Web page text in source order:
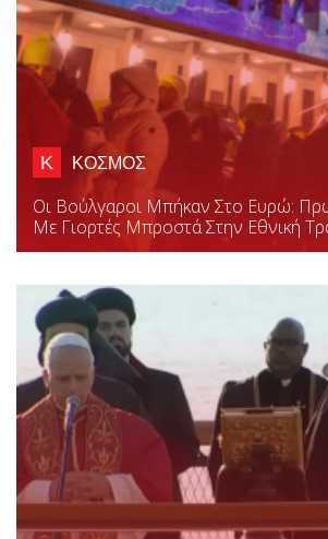
Κ ΚΟΣΜΟΣ
Οι Βούλγαροι Μπήκαν Στο Ευρώ:
Με Γιορτές Μπροστά Στην Εθνική